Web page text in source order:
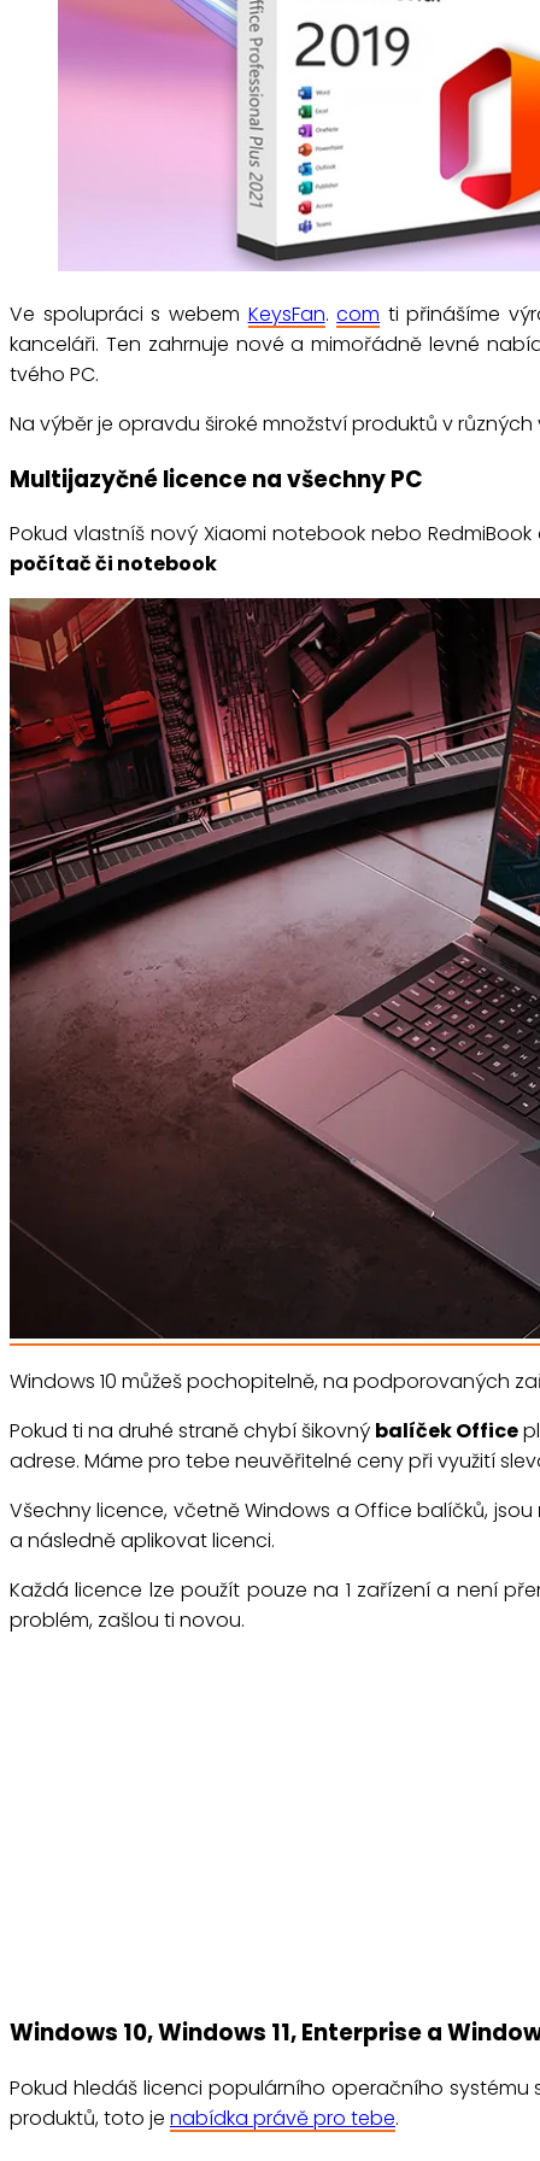
Ve spolupráci s webem KeysFan.com ti přinášíme
kanceláři. Ten zahrnuje nové a mimořádně levné
tvého PC.
Na výběr je opravdu široké množství produktů v různých
Multijazyčné licence na všechny PC
Pokud vlastníš nový Xiaomi notebook nebo
počítač či notebook
Windows 10 můžeš pochopitelně, na podporovaných
Pokud ti na druhé straně chybí šikovný balíček Office
adrese. Máme pro tebe neuvěřitelné ceny při využití
Všechny licence, včetně Windows a Office balíčků, jsou
a následně aplikovat licenci.
Každá licence lze použít pouze na 1 zařízení a není
problém, zašlou ti novou.
Windows 10, Windows 11, Enterprise a
Pokud hledáš licenci populárního operačního
produktů, toto je nabídka právě pro tebe.